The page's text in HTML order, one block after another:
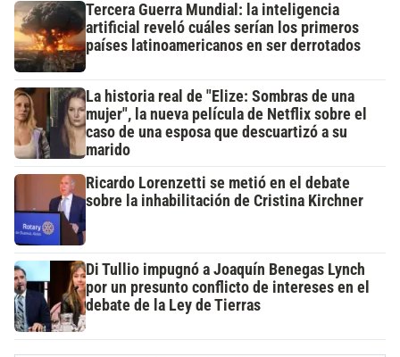
Tercera Guerra Mundial: la inteligencia
artificial reveló cuáles serían los primeros
países latinoamericanos en ser derrotados
La historia real de "Elize: Sombras de una
mujer", la nueva película de Netflix sobre el
caso de una esposa que descuartizó a su
marido
Ricardo Lorenzetti se metió en el debate
sobre la inhabilitación de Cristina Kirchner
Di Tullio impugnó a Joaquín Benegas Lynch
por un presunto conflicto de intereses en el
debate de la Ley de Tierras